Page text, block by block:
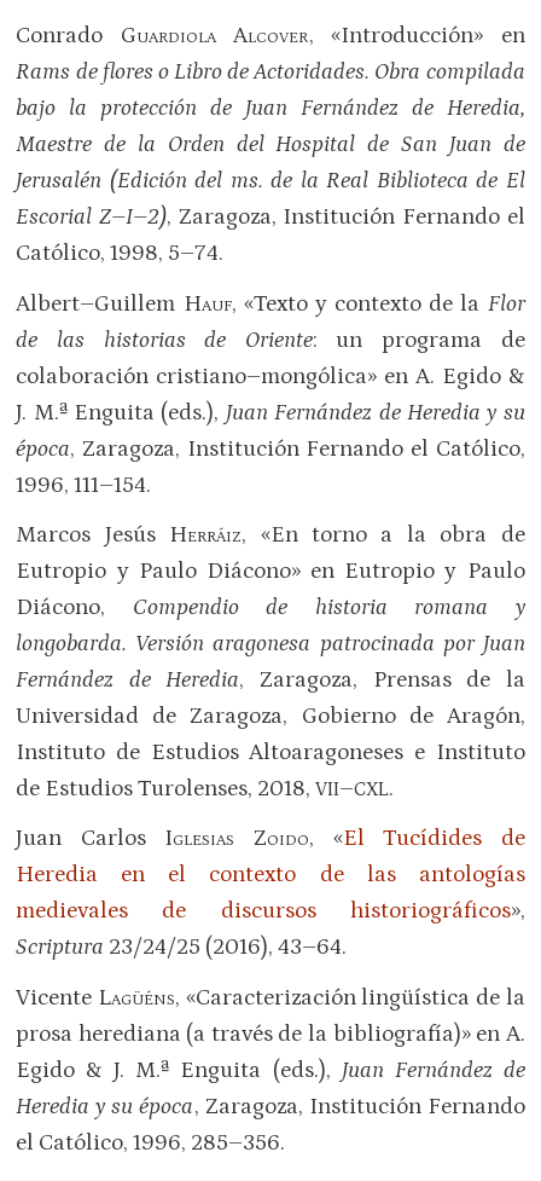
Conrado Guardiola Alcover, «Introducción» en
Rams de flores o Libro de Actoridades. Obra compilada
bajo la protección de Juan Fernández de Heredia,
Maestre de la Orden del Hospital de San Juan de
Jerusalén (Edición del ms. de la Real Biblioteca de El
Escorial Z–I–2), Zaragoza, Institución Fernando el
Católico, 1998, 5–74.
Albert–Guillem Hauf, «Texto y contexto de la Flor
de las historias de Oriente: un programa de
colaboración cristiano–mongólica» en A. Egido &
J. M.ª Enguita (eds.), Juan Fernández de Heredia y su
época, Zaragoza, Institución Fernando el Católico,
1996, 111–154.
Marcos Jesús Herráiz, «En torno a la obra de
Eutropio y Paulo Diácono» en Eutropio y Paulo
Diácono, Compendio de historia romana y
longobarda. Versión aragonesa patrocinada por Juan
Fernández de Heredia, Zaragoza, Prensas de la
Universidad de Zaragoza, Gobierno de Aragón,
Instituto de Estudios Altoaragoneses e Instituto
de Estudios Turolenses, 2018,VII–CXL.
Juan Carlos Iglesias Zoido, «El Tucídides de
Heredia en el contexto de las antologías
medievales de discursos historiográficos»,
Scriptura 23/24/25 (2016), 43–64.
Vicente Lagüéns, «Caracterización lingüística de la
prosa herediana (a través de la bibliografía)» en A.
Egido & J. M.ª Enguita (eds.), Juan Fernández de
Heredia y su época, Zaragoza, Institución Fernando
el Católico, 1996, 285–356.